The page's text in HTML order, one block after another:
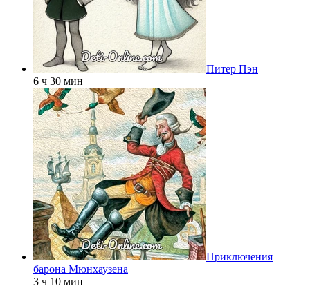
Питер Пэн
6 ч 30 мин
Приключения
барона Мюнхаузена
3 ч 10 мин